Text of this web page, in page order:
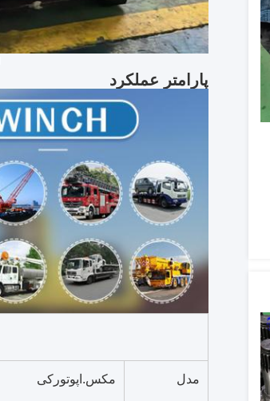
پارامتر عملکرد
مدل مکس.اپوتورکی